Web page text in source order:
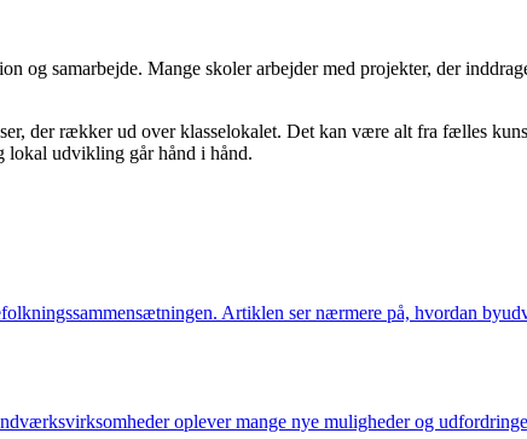
og samarbejde. Mange skoler arbejder med projekter, der
der rækker ud over klasselokalet. Det kan være alt fra fælles
lokal udvikling går hånd i hånd.
Artiklen ser nærmere på, hvordan
oplever mange nye muligheder og